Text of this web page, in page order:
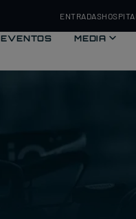
ENTRADAS
EVENTOS
MEDIA MEDIAPARTNERS